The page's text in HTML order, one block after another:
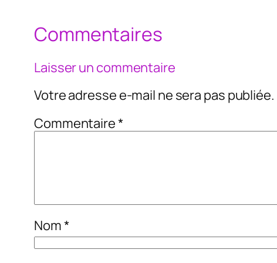
Commentaires
Laisser un commentaire
Votre adresse e-mail ne sera pas publiée.
Commentaire*
Nom*